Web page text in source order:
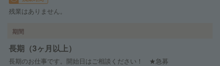
残業はありません。
期間
長期（3ヶ月以上）
長期のお仕事です。開始日はご相談ください！ ★急募